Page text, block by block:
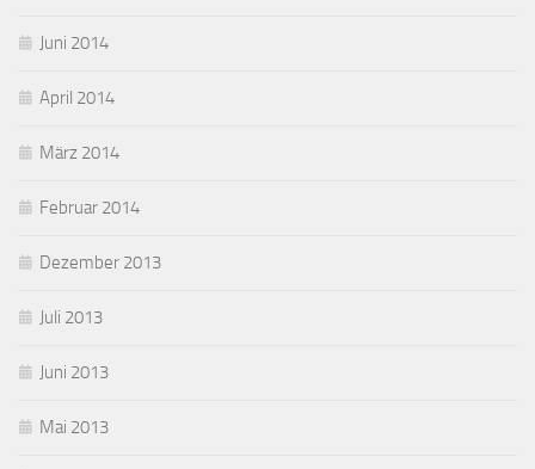
Juni 2014
April 2014
März 2014
Februar 2014
Dezember 2013
Juli 2013
Juni 2013
Mai 2013